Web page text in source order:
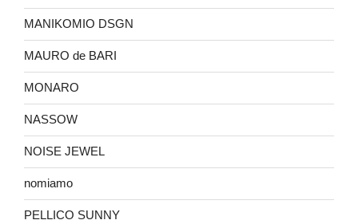
MANIKOMIO DSGN
MAURO de BARI
MONARO
NASSOW
NOISE JEWEL
nomiamo
PELLICO SUNNY